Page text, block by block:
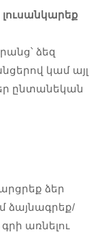
լուսանկարեք
ձեզ
կամ այլ
ընտանեկան
ձեր
ձայնագրեք/
առնելու